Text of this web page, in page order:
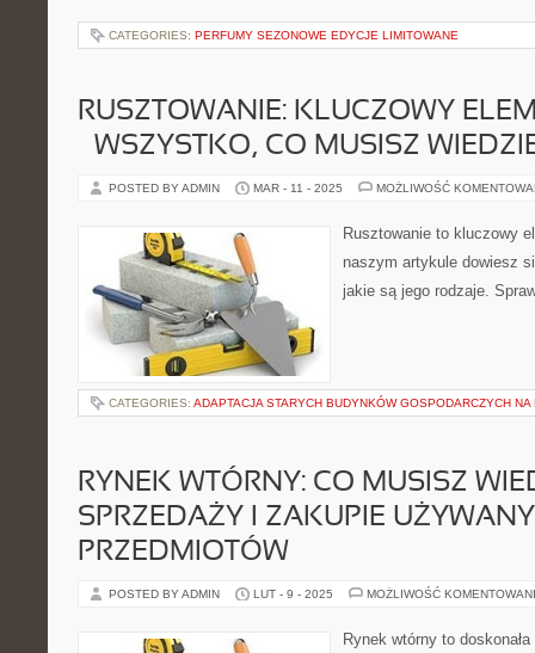
CATEGORIES: PERFUMY SEZONOWE EDYCJE LIMITOWANE
RUSZTOWANIE: KLUCZOWY
– WSZYSTKO, CO MUSISZ
POSTED BY ADMIN MAR - 11 - 2025 MOŻLIWOŚĆ
Rusztowanie to kluczowy
naszym artykule dowiesz
jakie są jego rodzaje.
CATEGORIES: ADAPTACJA STARYCH BUDYNKÓW GOSPODARCZYCH
RYNEK WTÓRNY: CO MUSISZ
SPRZEDAŻY I ZAKUPIE
PRZEDMIOTÓW
POSTED BY ADMIN LUT - 9 - 2025 MOŻLIWOŚĆ
Rynek wtórny to